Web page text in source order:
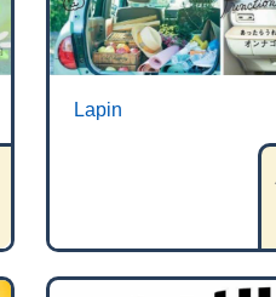
Lapin